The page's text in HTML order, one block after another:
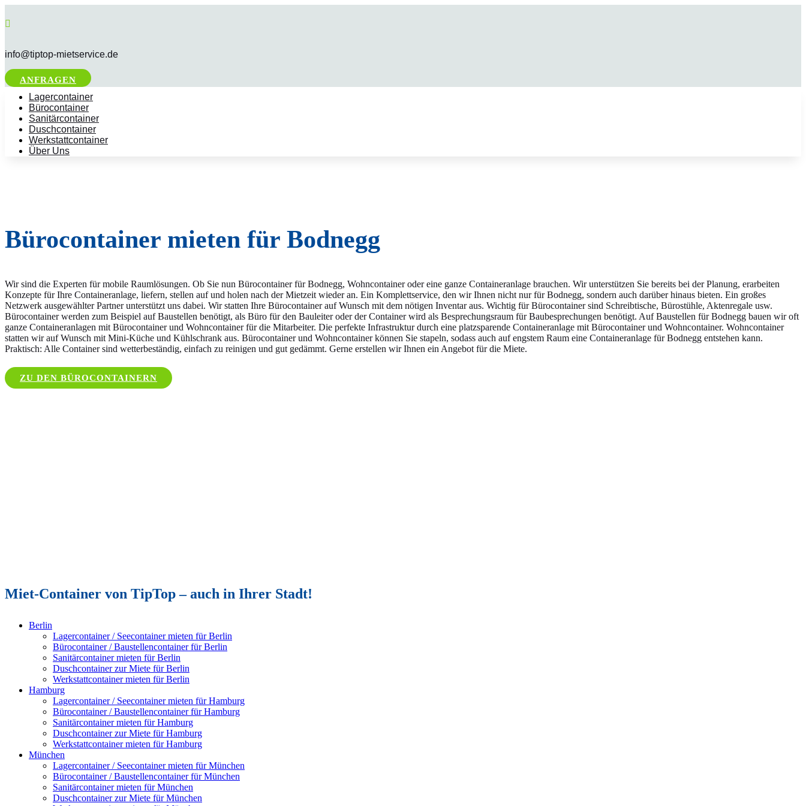

info@tiptop-mietservice.de
ANFRAGEN
Lagercontainer
Bürocontainer
Sanitärcontainer
Duschcontainer
Werkstattcontainer
Über Uns
Bürocontainer mieten für Bodnegg
Wir sind die Experten für mobile Raumlösungen. Ob Sie nun Bürocontainer für Bodnegg, Wohncontainer oder eine ganze Containeranlage brauchen. Wir unterstützen Sie bereits bei der Planung, erarbeiten
Konzepte für Ihre Containeranlage, liefern, stellen auf und holen nach der Mietzeit wieder an. Ein Komplettservice, den wir Ihnen nicht nur für Bodnegg, sondern auch darüber hinaus bieten. Ein großes
Netzwerk ausgewählter Partner unterstützt uns dabei. Wir statten Ihre Bürocontainer auf Wunsch mit dem nötigen Inventar aus. Wichtig für Bürocontainer sind Schreibtische, Bürostühle, Aktenregale usw.
Bürocontainer werden zum Beispiel auf Baustellen benötigt, als Büro für den Bauleiter oder der Container wird als Besprechungsraum für Baubesprechungen benötigt. Auf Baustellen für Bodnegg bauen wir oft
ganze Containeranlagen mit Bürocontainer und Wohncontainer für die Mitarbeiter. Die perfekte Infrastruktur durch eine platzsparende Containeranlage mit Bürocontainer und Wohncontainer. Wohncontainer
statten wir auf Wunsch mit Mini-Küche und Kühlschrank aus. Bürocontainer und Wohncontainer können Sie stapeln, sodass auch auf engstem Raum eine Containeranlage für Bodnegg entstehen kann.
Praktisch: Alle Container sind wetterbeständig, einfach zu reinigen und gut gedämmt. Gerne erstellen wir Ihnen ein Angebot für die Miete.
ZU DEN BÜROCONTAINERN
Miet-Container von TipTop – auch in Ihrer Stadt!
Berlin
Lagercontainer / Seecontainer mieten für Berlin
Bürocontainer / Baustellencontainer für Berlin
Sanitärcontainer mieten für Berlin
Duschcontainer zur Miete für Berlin
Werkstattcontainer mieten für Berlin
Hamburg
Lagercontainer / Seecontainer mieten für Hamburg
Bürocontainer / Baustellencontainer für Hamburg
Sanitärcontainer mieten für Hamburg
Duschcontainer zur Miete für Hamburg
Werkstattcontainer mieten für Hamburg
München
Lagercontainer / Seecontainer mieten für München
Bürocontainer / Baustellencontainer für München
Sanitärcontainer mieten für München
Duschcontainer zur Miete für München